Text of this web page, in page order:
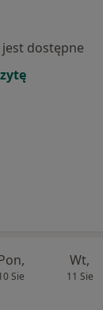
dostępne
Sie
Wt,
11 Sie